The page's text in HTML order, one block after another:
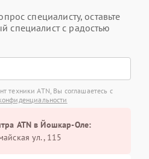
специалисту, оставьте
специалист с радостью
техники ATN, Вы соглашаетесь с
ATN в Йошкар-Оле:
ул., 115